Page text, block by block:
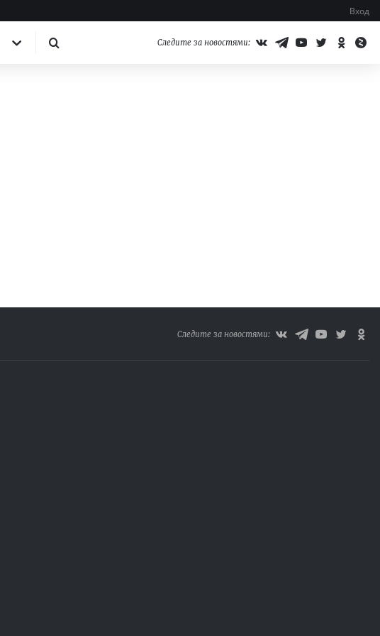
Вход
Следите за новостями:
Следите за новостями: